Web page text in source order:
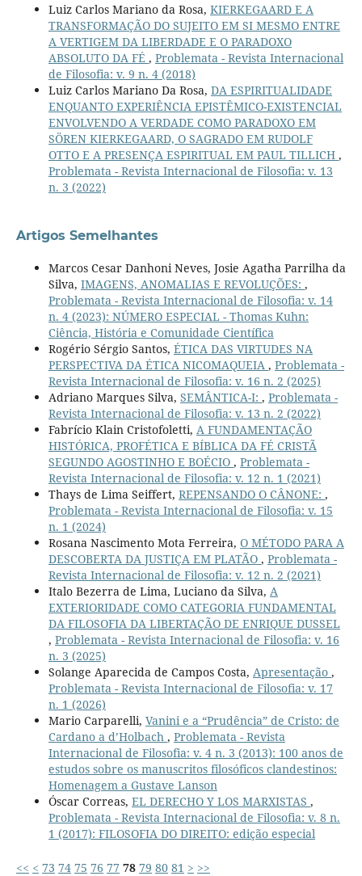
Luiz Carlos Mariano da Rosa, KIERKEGAARD E A
TRANSFORMAÇÃO DO SUJEITO EM SI MESMO ENTRE
A VERTIGEM DA LIBERDADE E O PARADOXO
ABSOLUTO DA FÉ , Problemata - Revista Internacional
de Filosofia: v. 9 n. 4 (2018)
Luiz Carlos Mariano Da Rosa, DA ESPIRITUALIDADE
ENQUANTO EXPERIÊNCIA EPISTÊMICO-EXISTENCIAL
ENVOLVENDO A VERDADE COMO PARADOXO EM
SÖREN KIERKEGAARD, O SAGRADO EM RUDOLF
OTTO E A PRESENÇA ESPIRITUAL EM PAUL TILLICH ,
Problemata - Revista Internacional de Filosofia: v. 13
n. 3 (2022)
Artigos Semelhantes
Marcos Cesar Danhoni Neves, Josie Agatha Parrilha da
Silva, IMAGENS, ANOMALIAS E REVOLUÇÕES: ,
Problemata - Revista Internacional de Filosofia: v. 14
n. 4 (2023): NÚMERO ESPECIAL - Thomas Kuhn:
Ciência, História e Comunidade Científica
Rogério Sérgio Santos, ÉTICA DAS VIRTUDES NA
PERSPECTIVA DA ÉTICA NICOMAQUEIA , Problemata -
Revista Internacional de Filosofia: v. 16 n. 2 (2025)
Adriano Marques Silva, SEMÂNTICA-I: , Problemata -
Revista Internacional de Filosofia: v. 13 n. 2 (2022)
Fabrício Klain Cristofoletti, A FUNDAMENTAÇÃO
HISTÓRICA, PROFÉTICA E BÍBLICA DA FÉ CRISTÃ
SEGUNDO AGOSTINHO E BOÉCIO , Problemata -
Revista Internacional de Filosofia: v. 12 n. 1 (2021)
Thays de Lima Seiffert, REPENSANDO O CÂNONE: ,
Problemata - Revista Internacional de Filosofia: v. 15
n. 1 (2024)
Rosana Nascimento Mota Ferreira, O MÉTODO PARA A
DESCOBERTA DA JUSTIÇA EM PLATÃO , Problemata -
Revista Internacional de Filosofia: v. 12 n. 2 (2021)
Italo Bezerra de Lima, Luciano da Silva, A
EXTERIORIDADE COMO CATEGORIA FUNDAMENTAL
DA FILOSOFIA DA LIBERTAÇÃO DE ENRIQUE DUSSEL
, Problemata - Revista Internacional de Filosofia: v. 16
n. 3 (2025)
Solange Aparecida de Campos Costa, Apresentação ,
Problemata - Revista Internacional de Filosofia: v. 17
n. 1 (2026)
Mario Carparelli, Vanini e a “Prudência” de Cristo: de
Cardano a d’Holbach , Problemata - Revista
Internacional de Filosofia: v. 4 n. 3 (2013): 100 anos de
estudos sobre os manuscritos filosóficos clandestinos:
Homenagem a Gustave Lanson
Óscar Correas, EL DERECHO Y LOS MARXISTAS ,
Problemata - Revista Internacional de Filosofia: v. 8 n.
1 (2017): FILOSOFIA DO DIREITO: edição especial
<< < 73 74 75 76 77 78 79 80 81 > >>